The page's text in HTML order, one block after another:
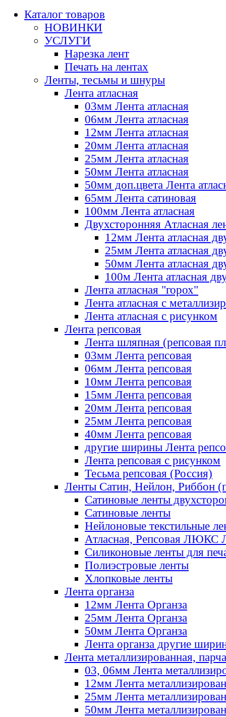
Каталог товаров
НОВИНКИ
УСЛУГИ
Нарезка лент
Печать на лентах
Ленты, тесьмы и шнуры
Лента атласная
03мм Лента атласная
06мм Лента атласная
12мм Лента атласная
20мм Лента атласная
25мм Лента атласная
50мм Лента атласная
50мм доп.цвета Лента
65мм Лента сатиновая
100мм Лента атласная
Двухсторонняя Атласная
12мм Лента атласная
25мм Лента атласная
50мм Лента атласная
100м Лента атласная
Лента атласная "горох"
Лента атласная с
Лента атласная с рисунком
Лента репсовая
Лента шляпная (репсовая
03мм Лента репсовая
06мм Лента репсовая
10мм Лента репсовая
15мм Лента репсовая
20мм Лента репсовая
25мм Лента репсовая
40мм Лента репсовая
другие ширины Лента
Лента репсовая с рисунком
Тесьма репсовая (Россия)
Ленты Сатин, Нейлон, Риббон
Сатиновые ленты
Сатиновые ленты
Нейлоновые текстильные
Атласная, Репсовая ЛЮКС
Силиконовые ленты для
Полиэстровые ленты
Хлопковые ленты
Лента органза
12мм Лента Органза
25мм Лента Органза
50мм Лента Органза
Лента органза другие
Лента металлизированная, парча
03, 06мм Лента
12мм Лента
25мм Лента
50мм Лента